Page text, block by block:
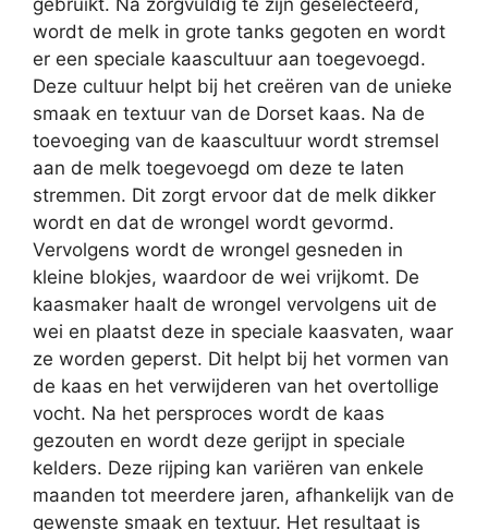
gebruikt. Na zorgvuldig te zijn geselecteerd,
wordt de melk in grote tanks gegoten en wordt
er een speciale kaascultuur aan toegevoegd.
Deze cultuur helpt bij het creëren van de unieke
smaak en textuur van de Dorset kaas. Na de
toevoeging van de kaascultuur wordt stremsel
aan de melk toegevoegd om deze te laten
stremmen. Dit zorgt ervoor dat de melk dikker
wordt en dat de wrongel wordt gevormd.
Vervolgens wordt de wrongel gesneden in
kleine blokjes, waardoor de wei vrijkomt. De
kaasmaker haalt de wrongel vervolgens uit de
wei en plaatst deze in speciale kaasvaten, waar
ze worden geperst. Dit helpt bij het vormen van
de kaas en het verwijderen van het overtollige
vocht. Na het persproces wordt de kaas
gezouten en wordt deze gerijpt in speciale
kelders. Deze rijping kan variëren van enkele
maanden tot meerdere jaren, afhankelijk van de
gewenste smaak en textuur. Het resultaat is